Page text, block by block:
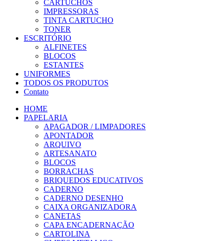
CARTUCHOS
IMPRESSORAS
TINTA CARTUCHO
TONER
ESCRITÓRIO
ALFINETES
BLOCOS
ESTANTES
UNIFORMES
TODOS OS PRODUTOS
Contato
HOME
PAPELARIA
APAGADOR / LIMPADORES
APONTADOR
ARQUIVO
ARTESANATO
BLOCOS
BORRACHAS
BRIQUEDOS EDUCATIVOS
CADERNO
CADERNO DESENHO
CAIXA ORGANIZADORA
CANETAS
CAPA ENCADERNAÇÃO
CARTOLINA